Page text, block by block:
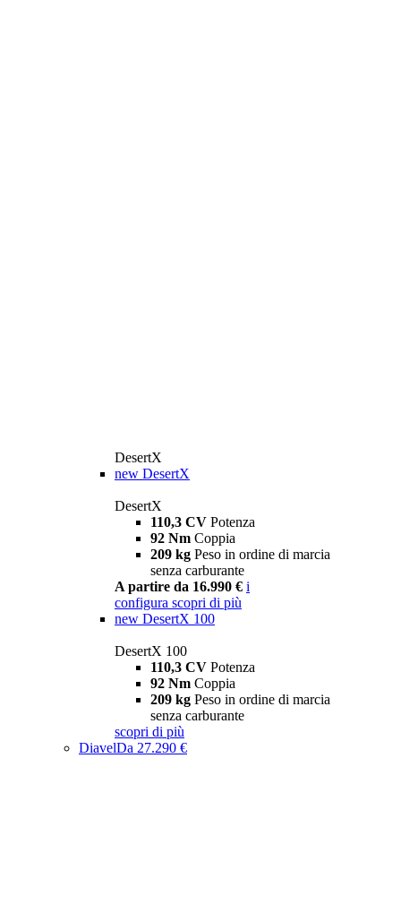
DesertX
new DesertX
DesertX
110,3 CV Potenza
92 Nm Coppia
209 kg Peso in ordine di marcia
senza carburante
A partire da 16.990 € i
configura scopri di più
new DesertX 100
DesertX 100
110,3 CV Potenza
92 Nm Coppia
209 kg Peso in ordine di marcia
senza carburante
scopri di più
DiavelDa 27.290 €